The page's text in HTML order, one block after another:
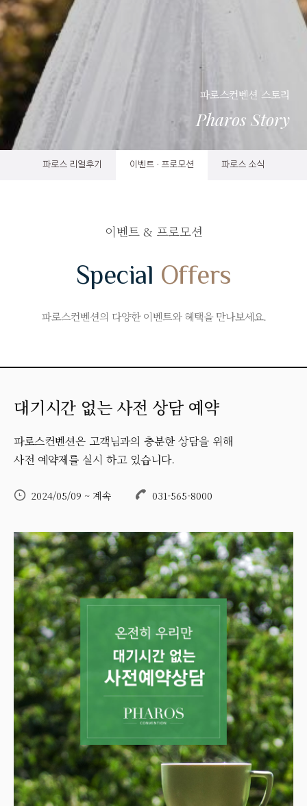
파로스컨벤션 스토리
Pharos Story
파로스 리얼후기 이벤트 · 프로모션 파로스 소식
이벤트 & 프로모션
Special Offers
파로스컨벤션의 다양한 이벤트와 혜택을 만나보세요.
대기시간 없는 사전 상담 예약
파로스컨벤션은 고객님과의 충분한 상담을 위해
사전 예약제를 실시 하고 있습니다.
2024/05/09 ~ 계속 031-565-8000